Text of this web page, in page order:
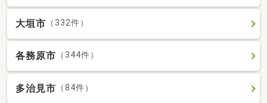
大垣市 （332件）
各務原市 （344件）
多治見市 （84件）